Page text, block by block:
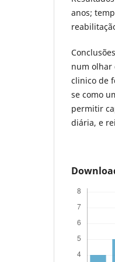
anos;
num olhar
clinico de
se como
permitir
diária, e